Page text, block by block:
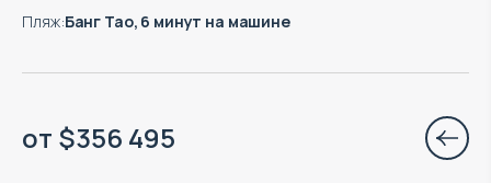
Пляж:Банг Тао, 6 минут на машине
от $356 495